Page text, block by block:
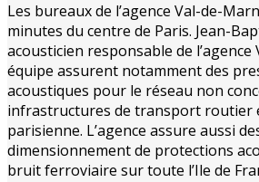
Les bureaux de l’agence Val-de-
minutes du centre de Paris. Jean-
acousticien responsable de
équipe assurent notamment des
acoustiques pour le réseau non
infrastructures de transport routier
parisienne. L’agence assure aussi
dimensionnement de protections
bruit ferroviaire sur toute l’Ile de